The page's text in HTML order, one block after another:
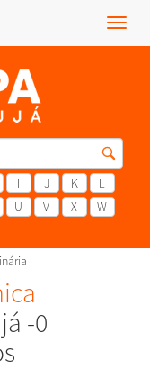
Menu
I J K
L
U V X
W
-0